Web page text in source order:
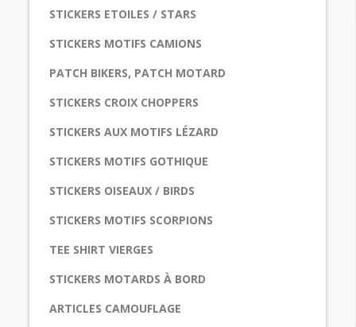
STICKERS ETOILES / STARS
STICKERS MOTIFS CAMIONS
PATCH BIKERS, PATCH MOTARD
STICKERS CROIX CHOPPERS
STICKERS AUX MOTIFS LÉZARD
STICKERS MOTIFS GOTHIQUE
STICKERS OISEAUX / BIRDS
STICKERS MOTIFS SCORPIONS
TEE SHIRT VIERGES
STICKERS MOTARDS À BORD
ARTICLES CAMOUFLAGE